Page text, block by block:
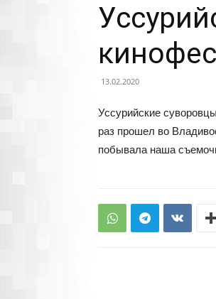
13.02.2020
Уссурийские
раз прошел во
побывала наша